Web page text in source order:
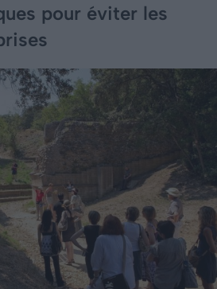
pour éviter les